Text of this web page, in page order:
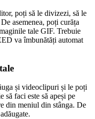
poți să le divizezi, să le
asemenea, poți curăța
tale GIF. Trebuie
va îmbunătăți automat
și videoclipuri și le poți
faci este să apeși pe
din meniul din stânga. De